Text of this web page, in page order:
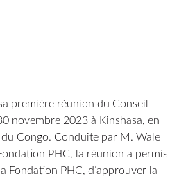
première réunion du Conseil
novembre 2023 à Kinshasa, en
Congo. Conduite par M. Wale
PHC, la réunion a permis
Fondation PHC, d’approuver la